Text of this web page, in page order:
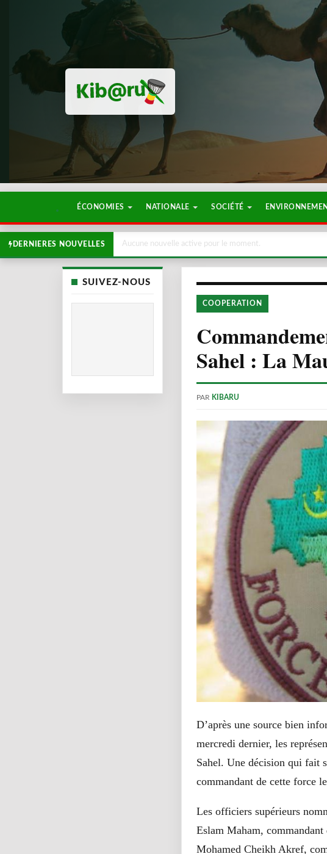
ÉCONOMIES NATIONALE SOCIÉTÉ
DERNIERES NOUVELLES Aucune nouvelle active pour le moment.
SUIVEZ-NOUS
COOPERATION
Sahel : La
PAR KIBARU
D’après une source bien
mercredi dernier, les
Sahel. Une décision qui fait
commandant de cette force
Les officiers supérieurs
Eslam Maham,
Mohamed Cheikh Akref,